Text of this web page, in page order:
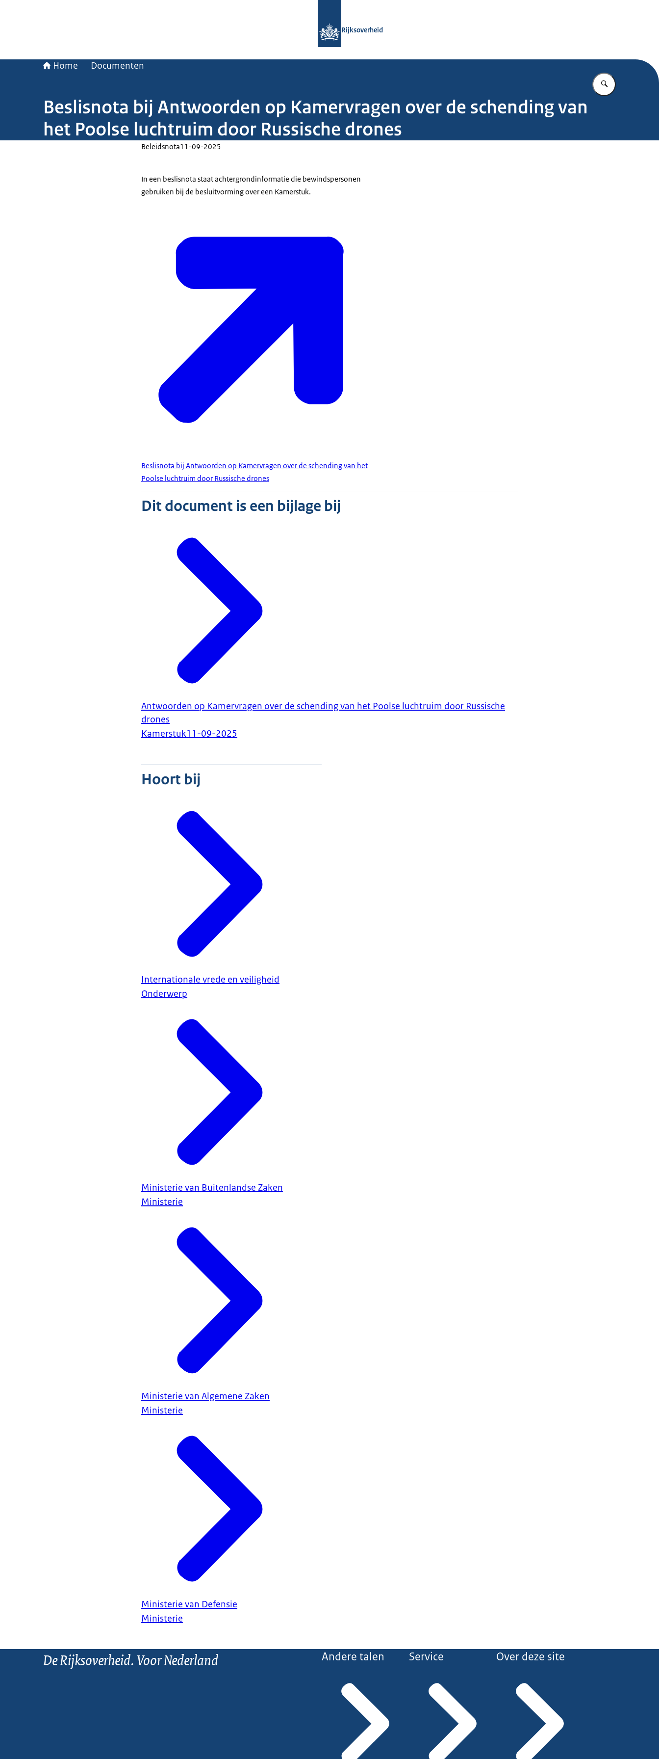
Rijksoverheid
Home Documenten
Vul in wat u
Beslisnota bij Antwoorden op Kamervragen over de schending van
het Poolse luchtruim door Russische drones
Beleidsnota11-09-2025
In een beslisnota staat achtergrondinformatie die bewindspersonen
gebruiken bij de besluitvorming over een Kamerstuk.
Beslisnota bij Antwoorden op Kamervragen over de schending van het
Poolse luchtruim door Russische drones
Dit document is een bijlage bij
Antwoorden op Kamervragen over de schending van het Poolse luchtruim door Russische
drones
Kamerstuk11-09-2025
Hoort bij
Internationale vrede en veiligheid
Onderwerp
Ministerie van Buitenlandse Zaken
Ministerie
Ministerie van Algemene Zaken
Ministerie
Ministerie van Defensie
Ministerie
De Rijksoverheid. Voor Nederland Andere talen Service Over deze site